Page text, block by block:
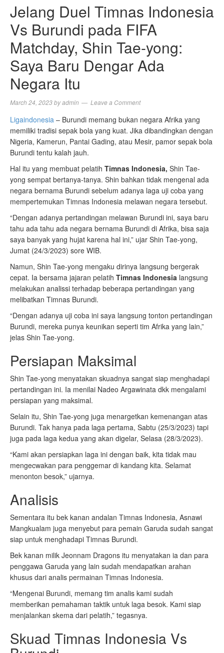
Jelang Duel Timnas Indonesia
Vs Burundi pada FIFA
Matchday, Shin Tae-yong:
Saya Baru Dengar Ada
Negara Itu
March 24, 2023byadmin Leave a Comment
Ligaindonesia – Burundi memang bukan negara Afrika yang
memiliki tradisi sepak bola yang kuat. Jika dibandingkan dengan
Nigeria, Kamerun, Pantai Gading, atau Mesir, pamor sepak bola
Burundi tentu kalah jauh.
Hal itu yang membuat pelatih Timnas Indonesia, Shin Tae-
yong sempat bertanya-tanya. Shin bahkan tidak mengenal ada
negara bernama Burundi sebelum adanya laga uji coba yang
mempertemukan Timnas Indonesia melawan negara tersebut.
“Dengan adanya pertandingan melawan Burundi ini, saya baru
tahu ada tahu ada negara bernama Burundi di Afrika, bisa saja
saya banyak yang hujat karena hal ini,” ujar Shin Tae-yong,
Jumat (24/3/2023) sore WIB.
Namun, Shin Tae-yong mengaku dirinya langsung bergerak
cepat. Ia bersama jajaran pelatih Timnas Indonesia langsung
melakukan analissi terhadap beberapa pertandingan yang
melibatkan Timnas Burundi.
“Dengan adanya uji coba ini saya langsung tonton pertandingan
Burundi, mereka punya keunikan seperti tim Afrika yang lain,”
jelas Shin Tae-yong.
Persiapan Maksimal
Shin Tae-yong menyatakan skuadnya sangat siap menghadapi
pertandingan ini. Ia menilai Nadeo Argawinata dkk mengalami
persiapan yang maksimal.
Selain itu, Shin Tae-yong juga menargetkan kemenangan atas
Burundi. Tak hanya pada laga pertama, Sabtu (25/3/2023) tapi
juga pada laga kedua yang akan digelar, Selasa (28/3/2023).
“Kami akan persiapkan laga ini dengan baik, kita tidak mau
mengecwakan para penggemar di kandang kita. Selamat
menonton besok,” ujarnya.
Analisis
Sementara itu bek kanan andalan Timnas Indonesia, Asnawi
Mangkualam juga menyebut para pemain Garuda sudah sangat
siap untuk menghadapi Timnas Burundi.
Bek kanan milik Jeonnam Dragons itu menyatakan ia dan para
penggawa Garuda yang lain sudah mendapatkan arahan
khusus dari analis permainan Timnas Indonesia.
“Mengenai Burundi, memang tim analis kami sudah
memberikan pemahaman taktik untuk laga besok. Kami siap
menjalankan skema dari pelatih,” tegasnya.
Skuad Timnas Indonesia Vs